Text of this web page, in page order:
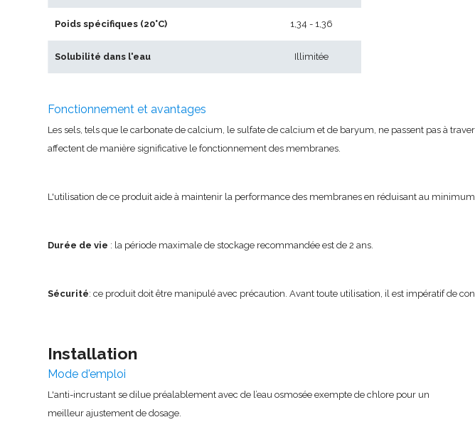
Poids spécifiques (20°C) 1,34 - 1,36
Solubilité dans l'eau Illimitée
Fonctionnement et avantages
Les sels, tels que le carbonate de calcium, le sulfate de calcium et de baryum, ne passent pas à
affectent de manière significative le fonctionnement des membranes.
L'utilisation de ce produit aide à maintenir la performance des membranes en réduisant au
Durée de vie : la période maximale de stockage recommandée est de 2 ans.
Sécurité: ce produit doit être manipulé avec précaution. Avant toute utilisation, il est impératif de
Installation
Mode d'emploi
L'anti-incrustant se dilue préalablement avec de l’eau osmosée exempte de chlore pour un
meilleur ajustement de dosage.